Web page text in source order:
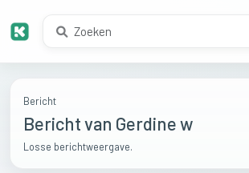
Bericht
Bericht van Gerdine w
Losse berichtweergave.